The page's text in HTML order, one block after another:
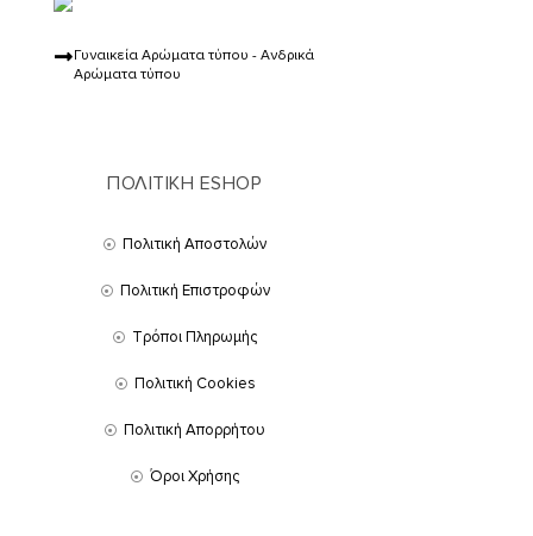
Γυναικεία Αρώματα τύπου - Ανδρικά
Αρώματα τύπου
ΠΟΛΙΤΙΚΗ ESHOP
Πολιτική Αποστολών
Πολιτική Επιστροφών
Τρόποι Πληρωμής
Πολιτική Cookies
Πολιτική Απορρήτου
Όροι Χρήσης